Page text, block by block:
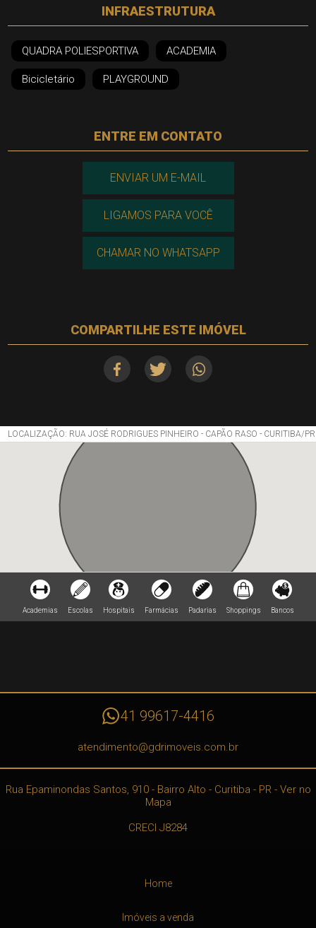
INFRAESTRUTURA
QUADRA POLIESPORTIVA ACADEMIA
Bicicletário PLAYGROUND
ENTRE EM CONTATO
ENVIAR UM E-MAIL
LIGAMOS PARA VOCÊ
CHAMAR NO WHATSAPP
COMPARTILHE ESTE IMÓVEL
LOCALIZAÇÃO: RUA JOSÉ RODRIGUES PINHEIRO - CAPÃO RASO - CURITIBA/PR
Academias Escolas Hospitais Farmácias Padarias Shoppings Bancos
41 99617-4416
atendimento@gdrimoveis.com.br
Rua Epaminondas Santos, 910 - Bairro Alto - Curitiba - PR- Ver no
Mapa
CRECI J8284
Home
Imóveis a venda